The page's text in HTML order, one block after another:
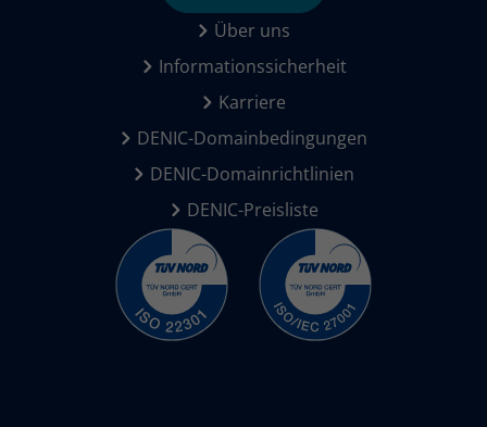
Über uns
Informationssicherheit
Karriere
DENIC-Domainbedingungen
DENIC-Domainrichtlinien
DENIC-Preisliste